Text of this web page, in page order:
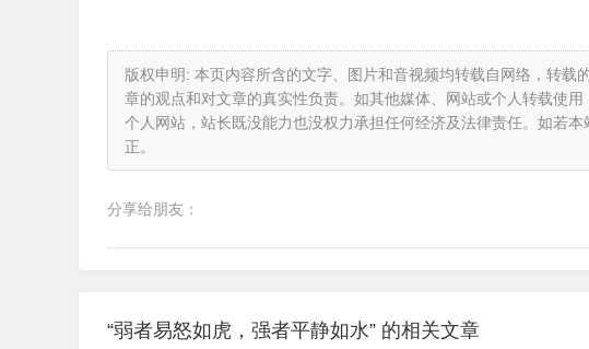
版权申明: 本页内容所含的文字、图片和音视频均转载自网络，转
章的观点和对文章的真实性负责。如其他媒体、网站或个人转载使
个人网站，站长既没能力也没权力承担任何经济及法律责任。如若
正。
分享给朋友：
“弱者易怒如虎，强者平静如水” 的相关文章